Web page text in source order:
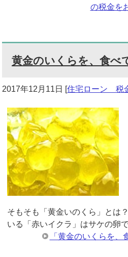
の税金を
黄金のいくらを、食べ
2017年12月11日 [住宅ローン 税
そもそも「黄金いのくら」とは
いる「赤いイクラ」はサケの卵
「黄金のいくらを